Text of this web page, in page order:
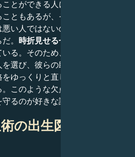
とができる人にする。失敗すれ
ともあるが、その感情は長くは
い人ではないので、時間を無駄
。 時折見せるせっかち
る。そのため、彼らがよく知っ
選び、彼らの助言を受け入れ、
ゆっくりと直してくれるような
このような欠点があるにもかか
るのが好きな誠実な人である。
の出生図に関する